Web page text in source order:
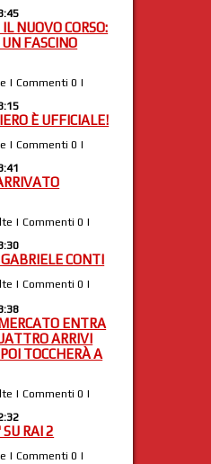
NUOVO CORSO:
FASCINO
| Commenti 0 |
È UFFICIALE!
| Commenti 0 |
| Commenti 0 |
GABRIELE CONTI
| Commenti 0 |
ENTRA
ARRIVI
TOCCHERÀ A
| Commenti 0 |
SU RAI 2
| Commenti 0 |